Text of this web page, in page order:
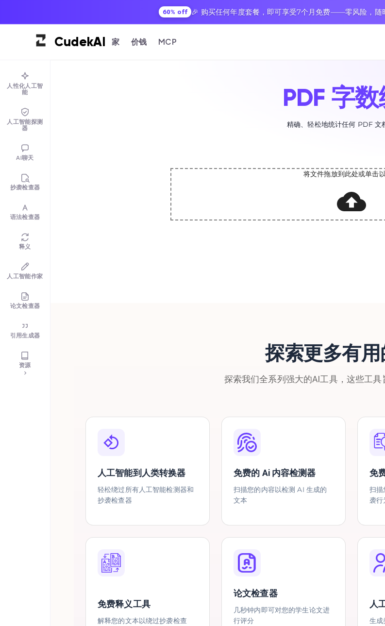
60% off 🎉 购买任何年度套餐，即可享受7个月免费——零风险，随
CudekAI 家 价钱 MCP
人性化人工智
能
人工智能探测
器
AI聊天
抄袭检查器
语法检查器
释义
人工智能作家
论文检查器
引用生成器
资源
PDF 字
精确、轻松地统计任何 PDF 文
将文件拖放到此处或单击
探索更多有
探索我们全系列强大的AI工具，这些工具
人工智能到人类转换器
轻松绕过所有人工智能检测器和
抄袭检查器
免费的 Ai 内容检测器
扫描您的内容以检测 AI 生成的
文本
免
扫描
袭行
免费释义工具
解释您的文本以绕过抄袭检查
论文检查器
几秒钟内即可对您的学生论文进
行评分
人
生成